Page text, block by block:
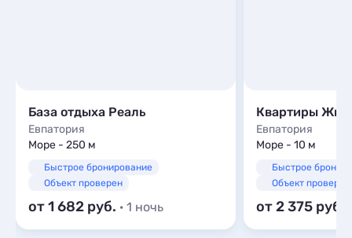
База отдыха Реаль
Евпатория
Море - 250 м
Быстрое бронирование
Объект проверен
от 1 682 · 1 ночь
Евпатория
Море - 10 м
Быстрое
Объект проверен
от 2 375